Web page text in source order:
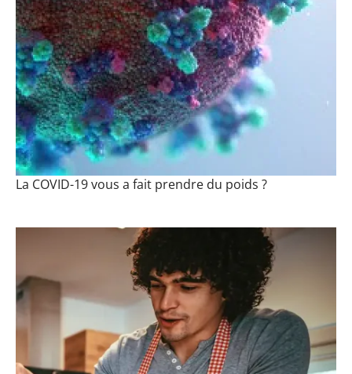
La COVID-19 vous a fait prendre du poids ?